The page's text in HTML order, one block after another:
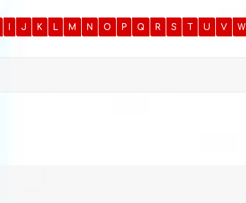
I J K L M N O P Q R S T U V W